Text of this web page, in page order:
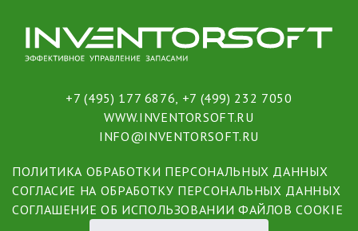
+7 (495) 177 6876 +7 (499) 232 7050
WWW.INVENTORSOFT.RU
INFO@INVENTORSOFT.RU
ПОЛИТИКА ОБРАБОТКИ ПЕРСОНАЛЬНЫХ ДАННЫХ
СОГЛАСИЕ НА ОБРАБОТКУ ПЕРСОНАЛЬНЫХ ДАННЫХ
СОГЛАШЕНИЕ ОБ ИСПОЛЬЗОВАНИИ ФАЙЛОВ COOKIE